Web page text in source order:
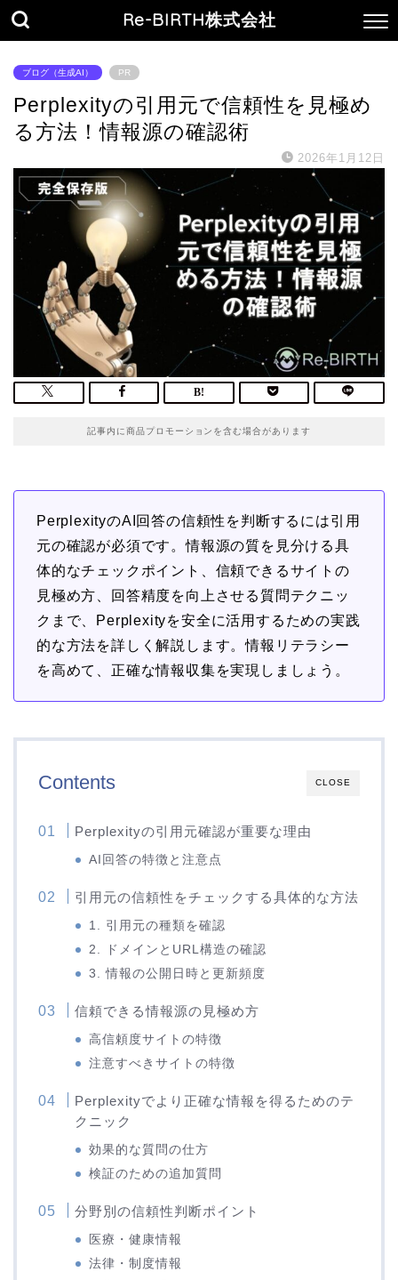
Re-BIRTH株式会社
ブログ（生成AI） PR
Perplexityの引用元で信頼性を見極め
る方法！情報源の確認術
2026年1月12日
記事内に商品プロモーションを含む場合があります
PerplexityのAI回答の信頼性を判断するには引用
元の確認が必須です。情報源の質を見分ける具
体的なチェックポイント、信頼できるサイトの
見極め方、回答精度を向上させる質問テクニッ
クまで、Perplexityを安全に活用するための実践
的な方法を詳しく解説します。情報リテラシー
を高めて、正確な情報収集を実現しましょう。
CLOSE
Contents
Perplexityの引用元確認が重要な理由
AI回答の特徴と注意点
引用元の信頼性をチェックする具体的な方法
1. 引用元の種類を確認
2. ドメインとURL構造の確認
3. 情報の公開日時と更新頻度
信頼できる情報源の見極め方
高信頼度サイトの特徴
注意すべきサイトの特徴
Perplexityでより正確な情報を得るためのテ
クニック
効果的な質問の仕方
検証のための追加質問
分野別の信頼性判断ポイント
医療・健康情報
法律・制度情報